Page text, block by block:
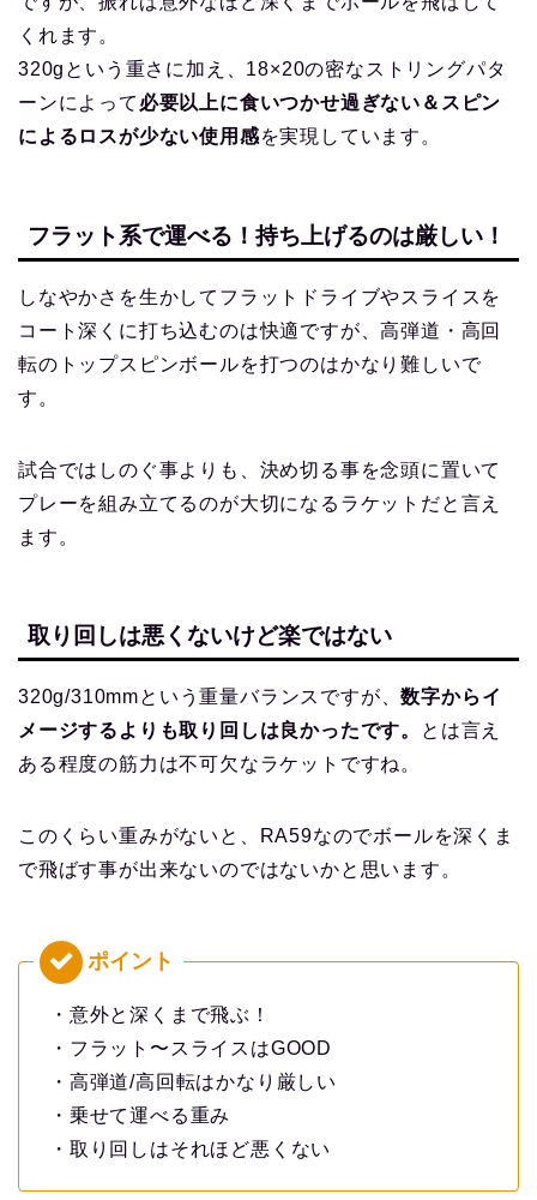
くれます。
320gという重さに加え、18×20の密なストリングパタ
ーンによって 必要以上に食いつかせ過ぎない＆スピン
によるロスが少ない使用感を実現しています。
フラット系で運べる！持ち上げるのは厳しい！
しなやかさを生かしてフラットドライブやスライスを
コート深くに打ち込むのは快適ですが、高弾道・高回
転のトップスピンボールを打つのはかなり難しいで
す。
試合ではしのぐ事よりも、決め切る事を念頭に置いて
プレーを組み立てるのが大切になるラケットだと言え
ます。
取り回しは悪くないけど楽ではない
320g/310mmという重量バランスですが、数字からイ
メージするよりも取り回しは良かったです。
とは言え
ある程度の筋力は不可欠なラケットですね。
このくらい重みがないと、RA59なのでボールを深くま
で飛ばす事が出来ないのではないかと思います。
・意外と深くまで飛ぶ！
・フラット〜スライスはGOOD
・高弾道/高回転はかなり厳しい
・乗せて運べる重み
・取り回しはそれほど悪くない